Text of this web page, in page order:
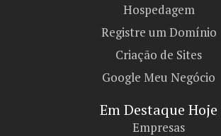
Hospedagem
Registre um Domínio
Criação de Sites
Google Meu Negócio
Em Destaque Hoje
Empresas